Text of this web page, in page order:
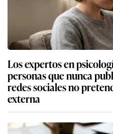
Los expertos en
personas que nunca
redes sociales no
externa